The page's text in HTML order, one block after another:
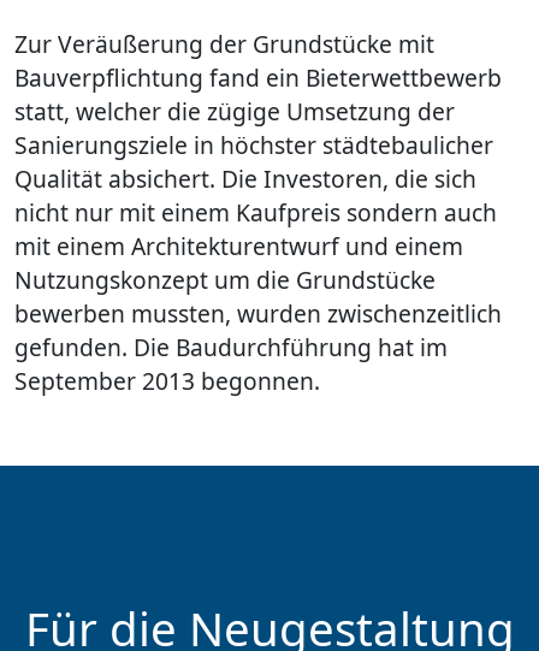
Zur Veräußerung der Grundstücke mit
Bauverpflichtung fand ein Bieterwettbewerb
statt, welcher die zügige Umsetzung der
Sanierungsziele in höchster städtebaulicher
Qualität absichert. Die Investoren, die sich
nicht nur mit einem Kaufpreis sondern auch
mit einem Architekturentwurf und einem
Nutzungskonzept um die Grundstücke
bewerben mussten, wurden zwischenzeitlich
gefunden. Die Baudurchführung hat im
September 2013 begonnen.
Für die Neugestaltung